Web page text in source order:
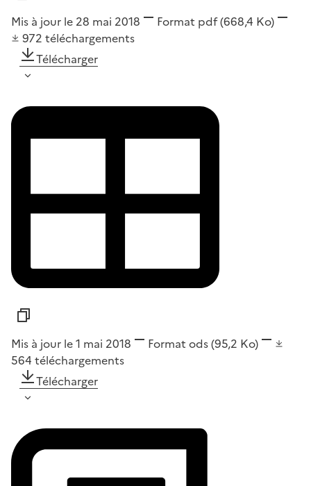
Mis à jour le 28 mai 2018 Format pdf(668,4 Ko)
972 téléchargements
Télécharger
Mis à jour le 1 mai 2018 Format ods(95,2 Ko)
564 téléchargements
Télécharger